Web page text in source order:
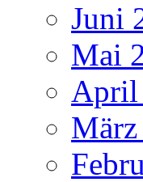
Juni
Mai
April